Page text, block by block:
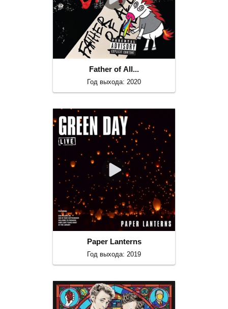
Father of All...
Год выхода: 2020
Paper Lanterns
Год выхода: 2019